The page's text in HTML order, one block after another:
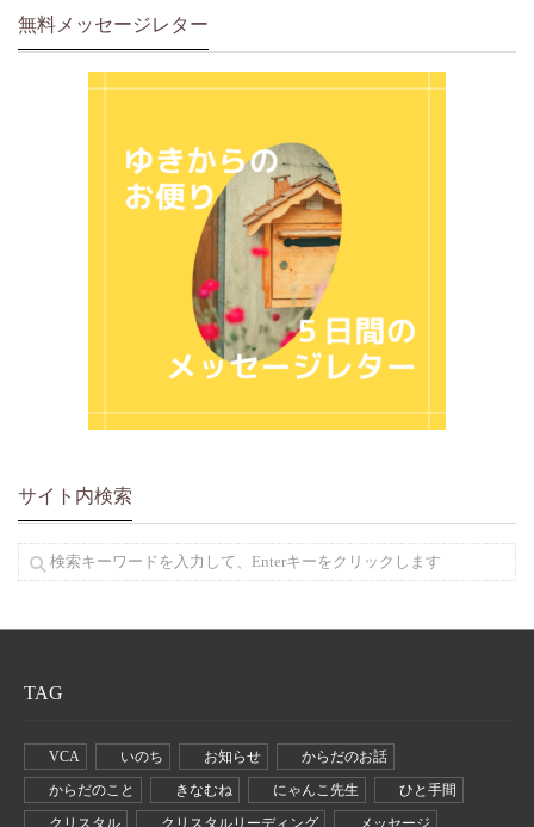
無料メッセージレター
サイト内検索
TAG
VCA いのち お知らせ
からだのお話
からだのこと
きなむね にゃんこ先生
ひと手間
クリスタル
クリスタルリーディング
メッセージ